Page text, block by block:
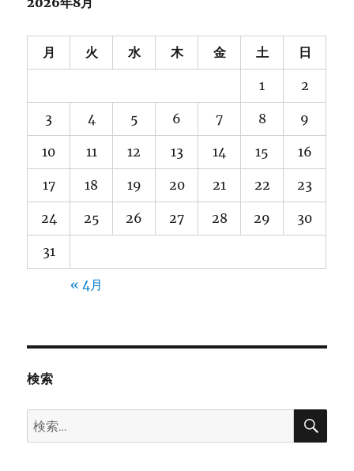
月 火 水 木 金 土 日
1 2
3 4 5 6 7 8 9
10 11 12 13 14 15 16
17 18 19 20 21 22 23
24 25 26 27 28 29 30
31
« 4月
検索
検
索:
検